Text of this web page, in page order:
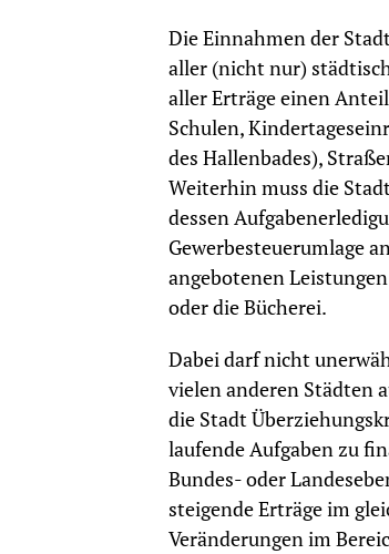
Die Einnahmen der
aller (nicht nur)
aller Erträge einen
Schulen,
des Hallenbades),
Weiterhin muss die
dessen
Gewerbesteuerumlage
angebotenen
oder die Bücherei.
Dabei darf nicht
vielen anderen Städten
die Stadt
laufende Aufgaben zu
Bundes- oder
steigende Erträge im
Veränderungen im